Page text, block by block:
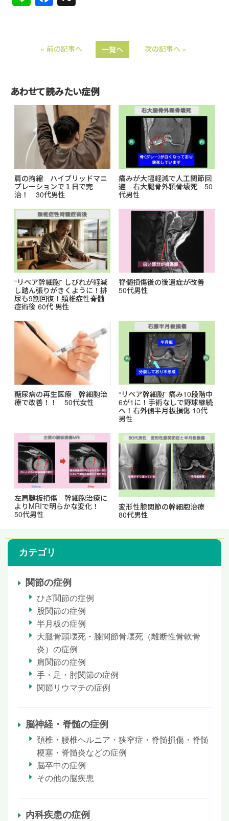
e
o
o
k
« 前の記事へ 一覧へ 次の記事へ »
あわせて読みたい症例
肩の拘縮 ハイブリッドマニ
プレーションで１日で完
治！ 30代男性
痛みが大幅軽減で人工関節回
避 右大腿骨外顆骨壊死 50
代男性
“リペア幹細胞” しびれが軽減
し踏ん張りがきくように！排
尿も9割回復！頚椎症性脊髄
症術後 60代 男性
脊髄損傷後の後遺症が改善
50代男性
糖尿病の再生医療 幹細胞治
療で改善！！ 50代女性
“リペア幹細胞” 痛み10段階中
6が1に！手術なしで野球継続
へ！右外側半月板損傷 10代
男性
左肩腱板損傷 幹細胞治療に
よりMRIで明らかな変化！
50代男性
変形性膝関節の幹細胞治療
80代男性
カテゴリ
関節の症例
ひざ関節の症例
股関節の症例
半月板の症例
大腿骨頭壊死・膝関節骨壊死（離断性骨軟骨
炎）の症例
肩関節の症例
手・足・肘関節の症例
関節リウマチの症例
脳神経・脊髄の症例
頚椎・腰椎ヘルニア・狭窄症・脊髄損傷・脊髄
梗塞・脊髄炎などの症例
脳卒中の症例
その他の脳疾患
内科疾患の症例